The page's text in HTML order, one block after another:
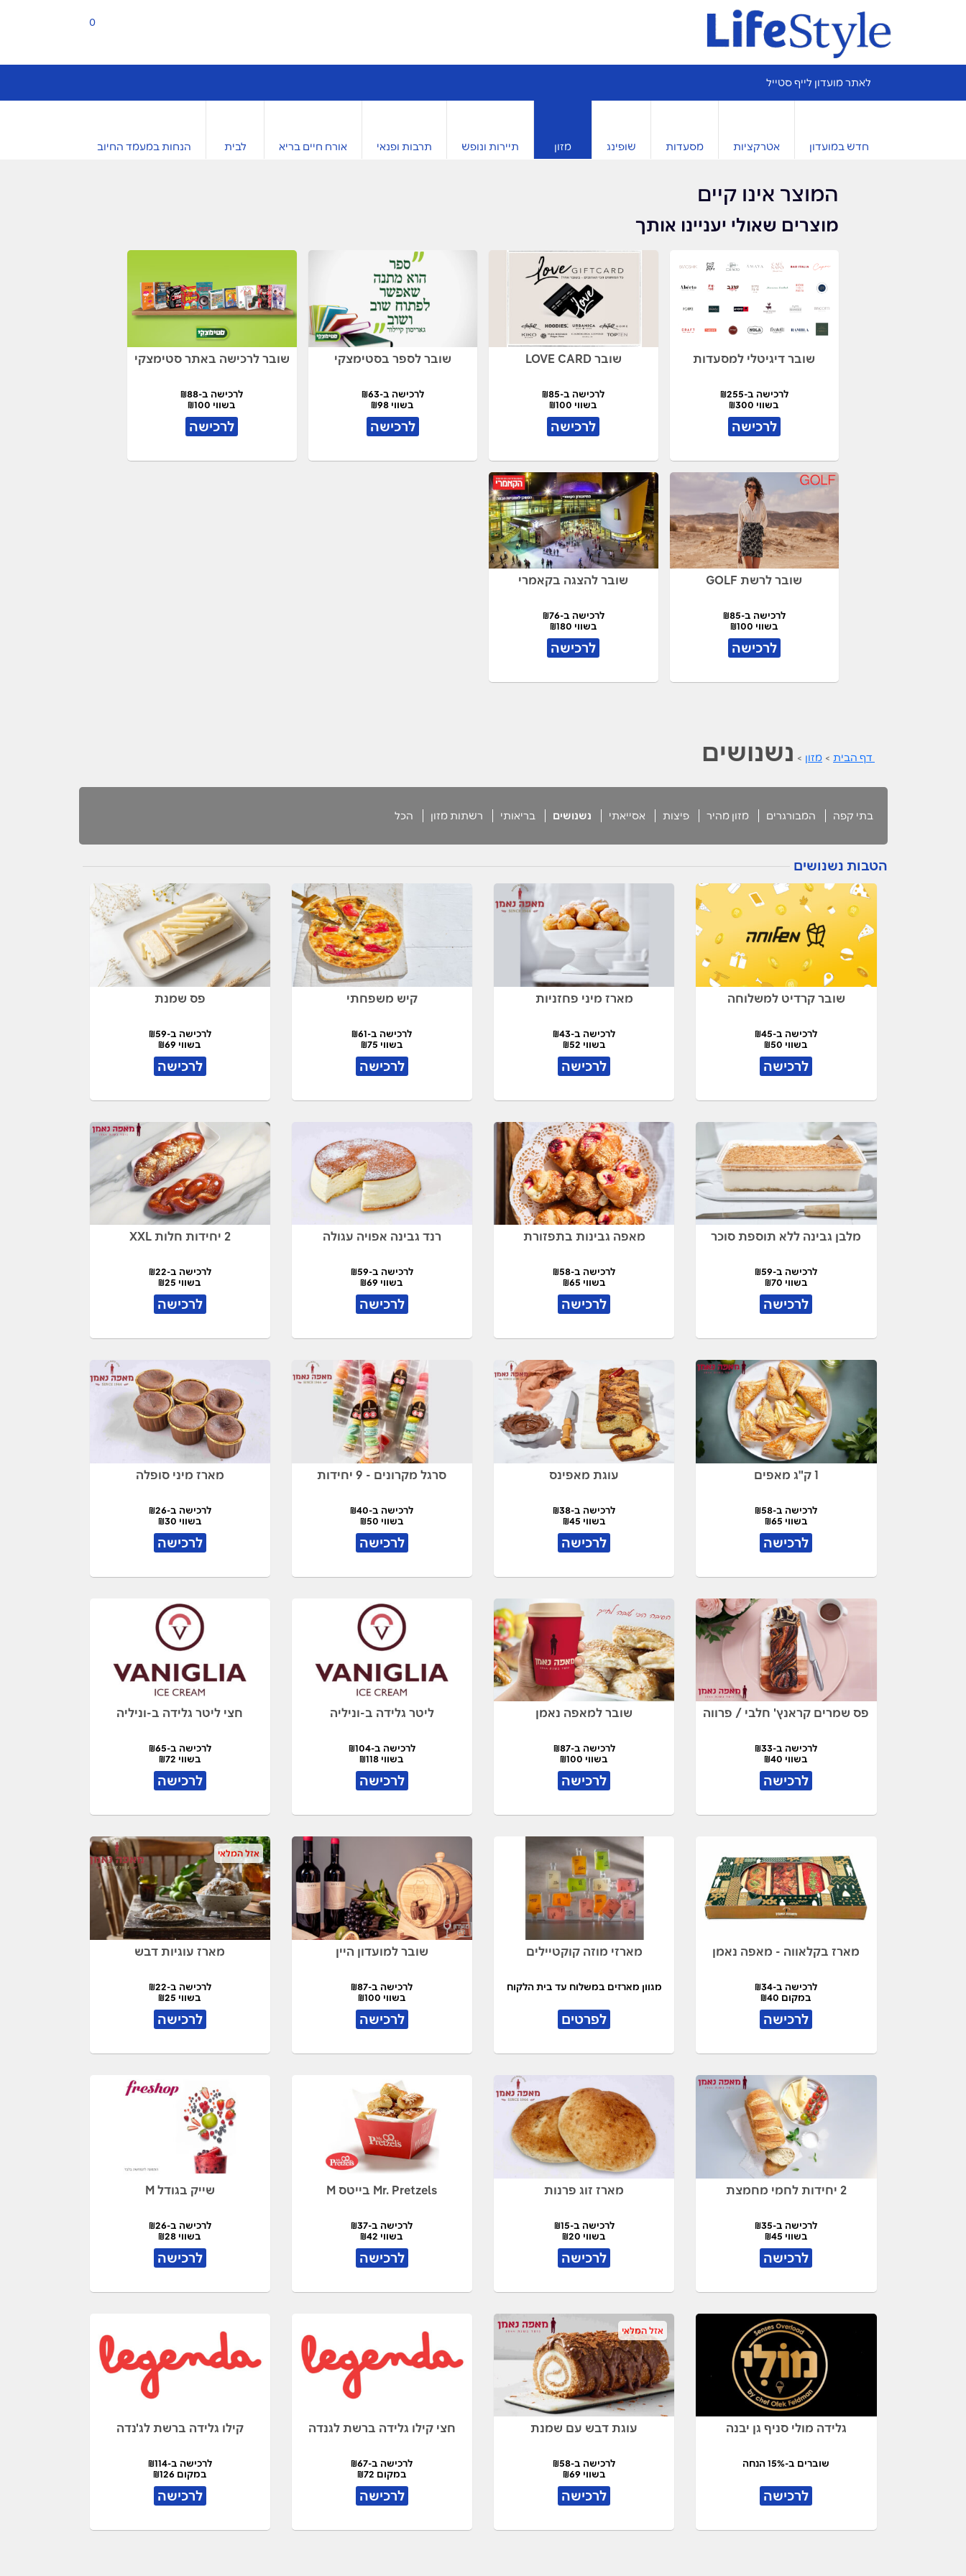
0
לאתר מועדון לייף סטייל
חדש במועדון אטרקציות מסעדות שופינג מזון תיירות ונופש תרבות ופנאי אורח חיים בריא לבית הנחות במעמד החיוב
המוצר אינו קיים
מוצרים שאולי יעניינו אותך
שובר דיגיטלי למסעדות
לרכישה ב-₪255
בשווי ₪300
לרכישה
שובר LOVE CARD
לרכישה ב-₪85
בשווי ₪100
לרכישה
שובר לספר בסטימצקי
לרכישה ב-₪63
בשווי ₪98
לרכישה
שובר לרכישה באתר סטימצקי
לרכישה ב-₪88
בשווי ₪100
לרכישה
שובר לרשת GOLF
לרכישה ב-₪85
בשווי ₪100
לרכישה
שובר להצגה בקאמרי
לרכישה ב-₪76
בשווי ₪180
לרכישה
דף הבית > מזון > נשנושים
בתי קפה המבורגרים מזון מהיר פיצות אסייאתי נשנושים בריאותי רשתות מזון הכל
הטבות נשנושים
שובר קרדיט למשלוחה
לרכישה ב-₪45
בשווי ₪50
לרכישה
מארז מיני פחזניות
לרכישה ב-₪43
בשווי ₪52
לרכישה
קיש משפחתי
לרכישה ב-₪61
בשווי ₪75
לרכישה
פס שמנת
לרכישה ב-₪59
בשווי ₪69
לרכישה
מלבן גבינה ללא תוספת סוכר
לרכישה ב-₪59
בשווי ₪70
לרכישה
מאפה גבינות בתפזורת
לרכישה ב-₪58
בשווי ₪65
לרכישה
רנד גבינה אפויה עגולה
לרכישה ב-₪59
בשווי ₪69
לרכישה
2 יחידות חלות XXL
לרכישה ב-₪22
בשווי ₪25
לרכישה
1 ק"ג מאפים
לרכישה ב-₪58
בשווי ₪65
לרכישה
עוגת מאפינס
לרכישה ב-₪38
בשווי ₪45
לרכישה
סרגל מקרונים - 9 יחידות
לרכישה ב-₪40
בשווי ₪50
לרכישה
מארז מיני סופלה
לרכישה ב-₪26
בשווי ₪30
לרכישה
פס שמרים קראנץ' חלבי / פרווה
לרכישה ב-₪33
בשווי ₪40
לרכישה
שובר למאפה נאמן
לרכישה ב-₪87
בשווי ₪100
לרכישה
ליטר גלידה ב-וניליה
לרכישה ב-₪104
בשווי ₪118
לרכישה
חצי ליטר גלידה ב-וניליה
לרכישה ב-₪65
בשווי ₪72
לרכישה
מארז בקלאווה - מאפה נאמן
לרכישה ב-₪34
במקום ₪40
לרכישה
מארזי מוזה קוקטיילים
מגוון מארזים במשלוח עד בית הלקוח
לפרטים
שובר למועדון היין
לרכישה ב-₪87
בשווי ₪100
לרכישה
מארז עוגיות דבש
לרכישה ב-₪22
בשווי ₪25
לרכישה
אזל המלאי
2 יחידות לחמי מחמצת
לרכישה ב-₪35
בשווי ₪45
לרכישה
מארז זוג פרנות
לרכישה ב-₪15
בשווי ₪20
לרכישה
Mr. Pretzels בייטס M
לרכישה ב-₪37
בשווי ₪42
לרכישה
שייק בגודל M
לרכישה ב-₪26
בשווי ₪28
לרכישה
גלידה מולי סניף גן יבנה
שוברים ב-15% הנחה
לרכישה
עוגת דבש עם שמנת
לרכישה ב-₪58
בשווי ₪69
לרכישה
אזל המלאי
חצי קילו גלידה ברשת לגנדה
לרכישה ב-₪67
במקום ₪72
לרכישה
קילו גלידה ברשת לג'נדה
לרכישה ב-₪114
במקום ₪126
לרכישה